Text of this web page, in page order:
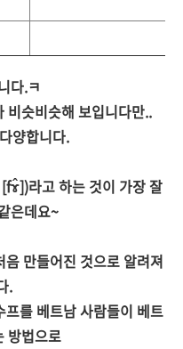
다.ㅋ
비슷비슷해 보입니다만..
양합니다.
라고 하는 것이 가장 잘
은데요~
만들어진 것으로 알려져
.
를 베트남 사람들이 베트
방법으로